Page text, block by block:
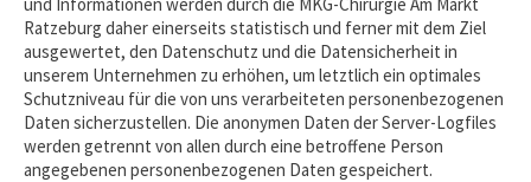
Ratzeburg daher einerseits statistisch und ferner mit dem Ziel
ausgewertet, den Datenschutz und die Datensicherheit in
unserem Unternehmen zu erhöhen, um letztlich ein optimales
Schutzniveau für die von uns verarbeiteten personenbezogenen
Daten sicherzustellen. Die anonymen Daten der Server-Logfiles
werden getrennt von allen durch eine betroffene Person
angegebenen personenbezogenen Daten gespeichert.